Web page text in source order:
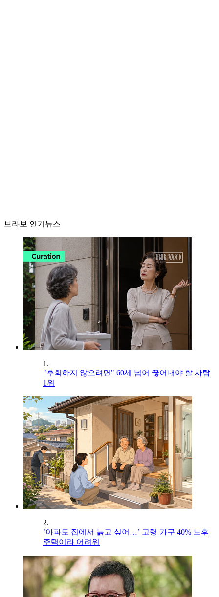
브라보 인기뉴스
1.
"후회하지 않으려면" 60세 넘어 끊어내야 할 사람
1위
2.
‘아파도 집에서 늙고 싶어…’ 고령 가구 40% 노후
주택이라 어려워